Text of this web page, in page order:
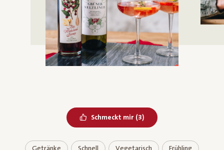
Schmeckt mir Bereits geliked
(3)
Getränke Schnell Vegetarisch Frühling